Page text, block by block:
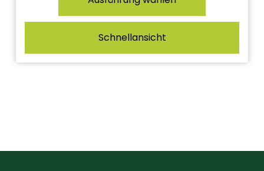
Schnellansicht